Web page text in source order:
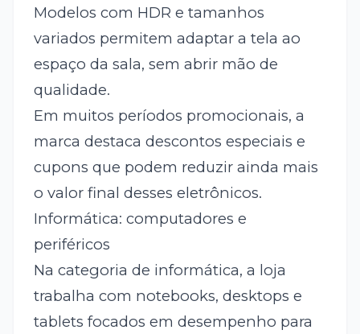
Modelos com HDR e tamanhos
variados permitem adaptar a tela ao
espaço da sala, sem abrir mão de
qualidade.
Em muitos períodos promocionais, a
marca destaca descontos especiais e
cupons que podem reduzir ainda mais
o valor final desses eletrônicos.
Informática: computadores e
periféricos
Na categoria de informática, a loja
trabalha com notebooks, desktops e
tablets focados em desempenho para